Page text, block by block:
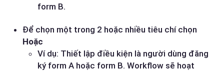
form B.
Để chọn một trong 2 hoặc nhiều tiêu chí chọn
Hoặc
Ví dụ: Thiết lập điều kiện là người dùng đăng
ký form A hoặc form B. Workflow sẽ hoạt